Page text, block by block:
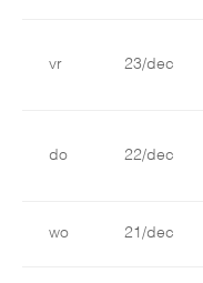
vr 23/dec
do 22/dec
wo 21/dec